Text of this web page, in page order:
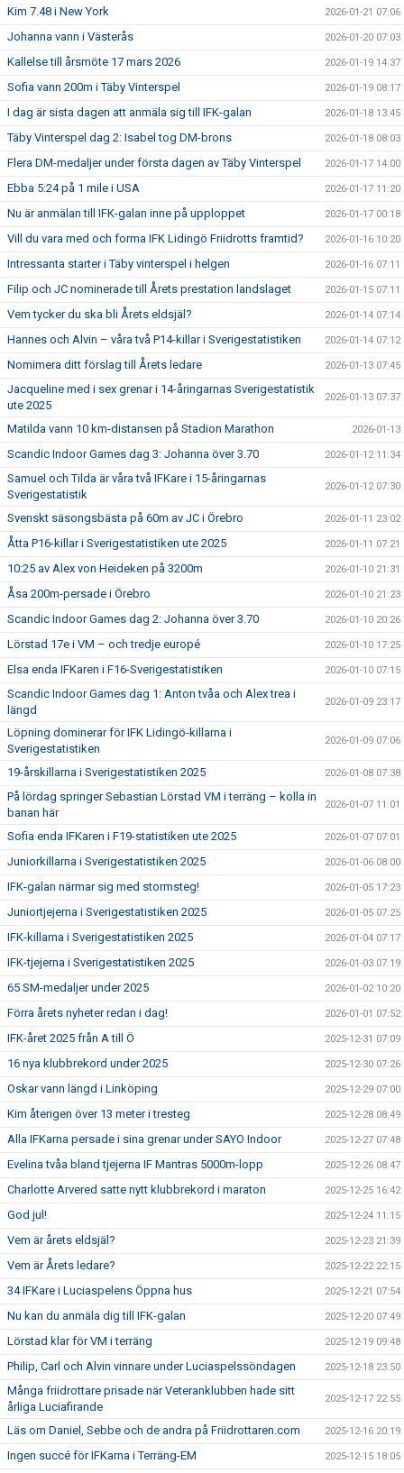
Kim 7.48 i New York 2026-01-21 07:06
Johanna vann i Västerås 2026-01-20 07:03
Kallelse till årsmöte 17 mars 2026 2026-01-19 14:37
Sofia vann 200m i Täby Vinterspel 2026-01-19 08:17
I dag är sista dagen att anmäla sig till IFK-galan 2026-01-18 13:45
Täby Vinterspel dag 2: Isabel tog DM-brons 2026-01-18 08:03
Flera DM-medaljer under första dagen av Täby Vinterspel 2026-01-17 14:00
Ebba 5:24 på 1 mile i USA 2026-01-17 11:20
Nu är anmälan till IFK-galan inne på upploppet 2026-01-17 00:18
Vill du vara med och forma IFK Lidingö Friidrotts framtid? 2026-01-16 10:20
Intressanta starter i Täby vinterspel i helgen 2026-01-16 07:11
Filip och JC nominerade till Årets prestation landslaget 2026-01-15 07:11
Vem tycker du ska bli Årets eldsjäl? 2026-01-14 07:14
Hannes och Alvin – våra två P14-killar i Sverigestatistiken 2026-01-14 07:12
Nomimera ditt förslag till Årets ledare 2026-01-13 07:45
Jacqueline med i sex grenar i 14-åringarnas Sverigestatistik
ute 2025
2026-01-13 07:37
Matilda vann 10 km-distansen på Stadion Marathon 2026-01-13
Scandic Indoor Games dag 3: Johanna över 3.70 2026-01-12 11:34
Samuel och Tilda är våra två IFKare i 15-åringarnas
Sverigestatistik
2026-01-12 07:30
Svenskt säsongsbästa på 60m av JC i Örebro 2026-01-11 23:02
Åtta P16-killar i Sverigestatistiken ute 2025 2026-01-11 07:21
10:25 av Alex von Heideken på 3200m 2026-01-10 21:31
Åsa 200m-persade i Örebro 2026-01-10 21:23
Scandic Indoor Games dag 2: Johanna över 3.70 2026-01-10 20:26
Lörstad 17e i VM – och tredje europé 2026-01-10 17:25
Elsa enda IFKaren i F16-Sverigestatistiken 2026-01-10 07:15
Scandic Indoor Games dag 1: Anton tvåa och Alex trea i
längd
2026-01-09 23:17
Löpning dominerar för IFK Lidingö-killarna i
Sverigestatistiken
2026-01-09 07:06
19-årskillarna i Sverigestatistiken 2025 2026-01-08 07:38
På lördag springer Sebastian Lörstad VM i terräng – kolla in
banan här
2026-01-07 11:01
Sofia enda IFKaren i F19-statistiken ute 2025 2026-01-07 07:01
Juniorkillarna i Sverigestatistiken 2025 2026-01-06 08:00
IFK-galan närmar sig med stormsteg! 2026-01-05 17:23
Juniortjejerna i Sverigestatistiken 2025 2026-01-05 07:25
IFK-killarna i Sverigestatistiken 2025 2026-01-04 07:17
IFK-tjejerna i Sverigestatistiken 2025 2026-01-03 07:19
65 SM-medaljer under 2025 2026-01-02 10:20
Förra årets nyheter redan i dag! 2026-01-01 07:52
IFK-året 2025 från A till Ö 2025-12-31 07:09
16 nya klubbrekord under 2025 2025-12-30 07:26
Oskar vann längd i Linköping 2025-12-29 07:00
Kim återigen över 13 meter i tresteg 2025-12-28 08:49
Alla IFKarna persade i sina grenar under SAYO Indoor 2025-12-27 07:48
Evelina tvåa bland tjejerna IF Mantras 5000m-lopp 2025-12-26 08:47
Charlotte Arvered satte nytt klubbrekord i maraton 2025-12-25 16:42
God jul! 2025-12-24 11:15
Vem är årets eldsjäl? 2025-12-23 21:39
Vem är Årets ledare? 2025-12-22 22:15
34 IFKare i Luciaspelens Öppna hus 2025-12-21 07:54
Nu kan du anmäla dig till IFK-galan 2025-12-20 07:49
Lörstad klar för VM i terräng 2025-12-19 09:48
Philip, Carl och Alvin vinnare under Luciaspelssöndagen 2025-12-18 23:50
Många friidrottare prisade när Veteranklubben hade sitt
årliga Luciafirande
2025-12-17 22:55
Läs om Daniel, Sebbe och de andra på Friidrottaren.com 2025-12-16 20:19
Ingen succé för IFKarna i Terräng-EM 2025-12-15 18:05